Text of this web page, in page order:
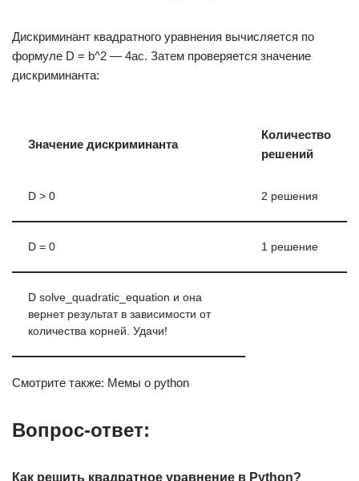
Дискриминант квадратного уравнения вычисляется по
формуле D = b^2 — 4ac. Затем проверяется значение
дискриминанта:
Значение дискриминанта
Количество
решений
D > 0 2 решения
D = 0 1 решение
D solve_quadratic_equation и она
вернет результат в зависимости от
количества корней. Удачи!
Смотрите также: Мемы о python
Вопрос-ответ:
Как решить квадратное уравнение в Python?